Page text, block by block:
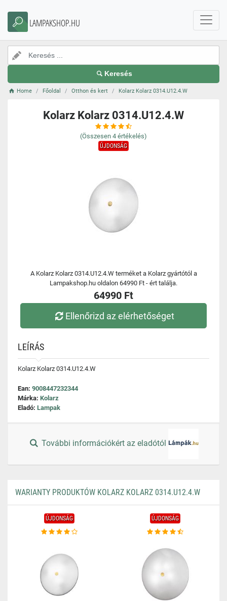
LAMPAKSHOP.HU
Keresés
Home Főoldal Otthon és kert Kolarz Kolarz 0314.U12.4.W
Kolarz Kolarz 0314.U12.4.W
(Összesen 4 értékelés)
ÚJDONSÁG
A Kolarz Kolarz 0314.U12.4.W terméket a Kolarz gyártótól a
Lampakshop.hu oldalon 64990 Ft - ért találja.
64990 Ft
Ellenőrizd az elérhetőséget
LEÍRÁS
Kolarz Kolarz 0314.U12.4.W
Ean: 9008447232344
Márka: Kolarz
Eladó: Lampak
További információkért az eladótól
WARIANTY PRODUKTÓW KOLARZ KOLARZ 0314.U12.4.W
ÚJDONSÁG ÚJDONSÁG